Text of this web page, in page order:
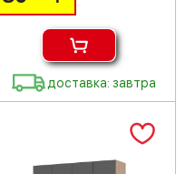
доставка: завтра